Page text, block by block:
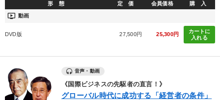
形 態 定 価 会員価格 購 入
ondemand_video 動画
DVD版 27,500円 25,300円
カートに
入れる
音声・動画
《国際ビジネスの先駆者の直言！》
グローバル時代に成功する「経営者の条件」